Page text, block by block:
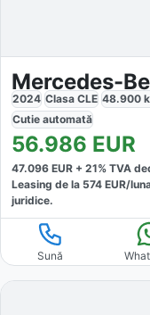
2024 Clasa CLE 48.900
Cutie automată
56.986 EUR
47.096 EUR + 21% TVA
Leasing de la 574 EUR/
juridice.
Sună